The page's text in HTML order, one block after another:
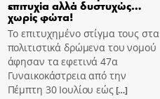
επιτυχία αλλά δυστυχώς…
χωρίς φώτα!
Το επιτυχημένο στίγμα τους στα
πολιτιστικά δρώμενα του νομού
άφησαν τα εφετινά 47α
Γυναικοκάστρεια από την
Πέμπτη 30 Ιουλίου εώς[…]